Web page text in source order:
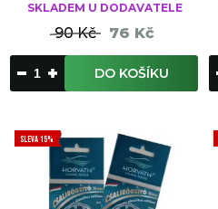
SKLADEM U DODAVATELE
90 Kč 76 Kč
DO KOŠÍKU
SLEVA 15%